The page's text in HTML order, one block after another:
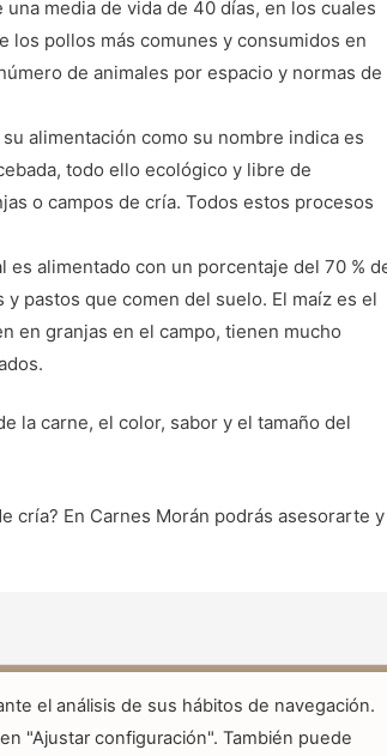
media de vida de 40 días, en los cuales
los pollos más comunes y consumidos en
de animales por espacio y normas de
alimentación como su nombre indica es
todo ello ecológico y libre de
o campos de cría. Todos estos procesos
alimentado con un porcentaje del 70 %
pastos que comen del suelo. El maíz es el
en granjas en el campo, tienen mucho
la carne, el color, sabor y el tamaño del
cría? En Carnes Morán podrás asesorarte y
© 2026 Carnes Morán
el análisis de sus hábitos de navegación.
"Ajustar configuración". También puede